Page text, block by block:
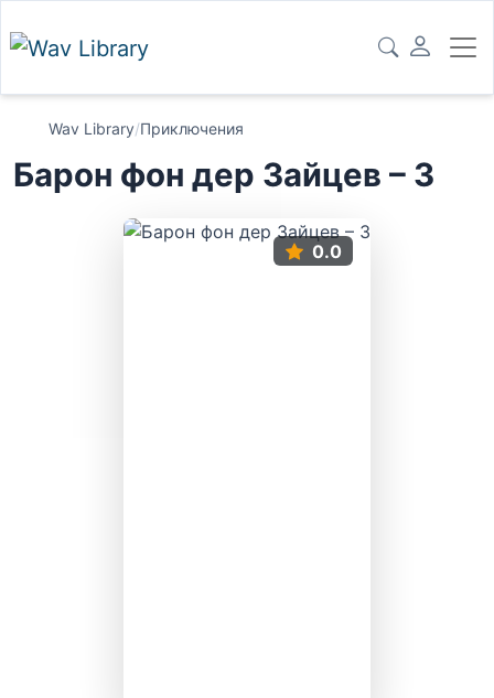
Wav Library/Приключения
Барон фон дер Зайцев – 3
0.0